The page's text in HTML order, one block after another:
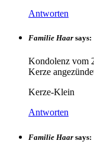
Antworten
Familie Haar says:
Kondolenz vom
Kerze
Kerze-Klein
Antworten
Familie Haar says: